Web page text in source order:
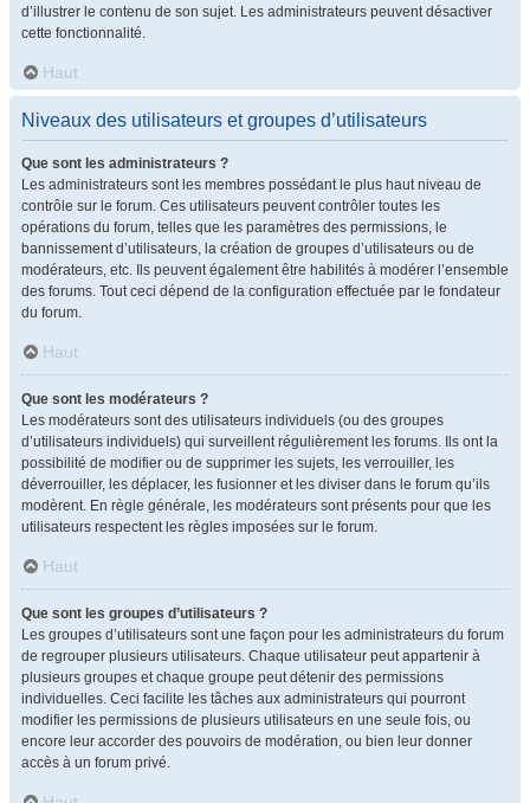
d’illustrer le contenu de son sujet. Les administrateurs peuvent désactiver
cette fonctionnalité.
Haut
Niveaux des utilisateurs et groupes d’utilisateurs
Que sont les administrateurs ?
Les administrateurs sont les membres possédant le plus haut niveau de
contrôle sur le forum. Ces utilisateurs peuvent contrôler toutes les
opérations du forum, telles que les paramètres des permissions, le
bannissement d’utilisateurs, la création de groupes d’utilisateurs ou de
modérateurs, etc. Ils peuvent également être habilités à modérer l’ensemble
des forums. Tout ceci dépend de la configuration effectuée par le fondateur
du forum.
Haut
Que sont les modérateurs ?
Les modérateurs sont des utilisateurs individuels (ou des groupes
d’utilisateurs individuels) qui surveillent régulièrement les forums. Ils ont la
possibilité de modifier ou de supprimer les sujets, les verrouiller, les
déverrouiller, les déplacer, les fusionner et les diviser dans le forum qu’ils
modèrent. En règle générale, les modérateurs sont présents pour que les
utilisateurs respectent les règles imposées sur le forum.
Haut
Que sont les groupes d’utilisateurs ?
Les groupes d’utilisateurs sont une façon pour les administrateurs du forum
de regrouper plusieurs utilisateurs. Chaque utilisateur peut appartenir à
plusieurs groupes et chaque groupe peut détenir des permissions
individuelles. Ceci facilite les tâches aux administrateurs qui pourront
modifier les permissions de plusieurs utilisateurs en une seule fois, ou
encore leur accorder des pouvoirs de modération, ou bien leur donner
accès à un forum privé.